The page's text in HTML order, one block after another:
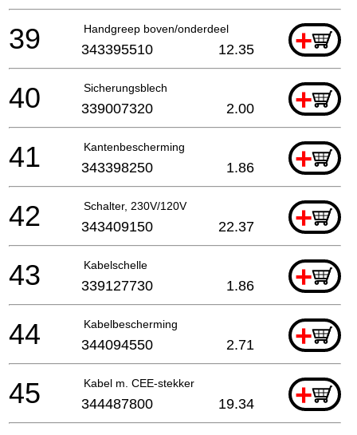
Handgreep boven/onderdeel +
39 343395510 12.35
Sicherungsblech +
40 339007320 2.00
Kantenbescherming +
41 343398250 1.86
Schalter, 230V/120V +
42 343409150 22.37
Kabelschelle +
43 339127730 1.86
Kabelbescherming +
44 344094550 2.71
Kabel m. CEE-stekker +
45 344487800 19.34